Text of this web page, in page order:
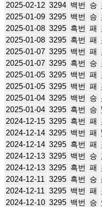
2025-02-12 3294 백번 승
2025-01-09 3295 백번 승
2025-01-08 3295 흑번 패
2025-01-08 3295 흑번 패
2025-01-07 3295 백번 패
2025-01-07 3295 흑번 승
2025-01-05 3295 백번 패
2025-01-05 3295 백번 패
2025-01-04 3295 백번 승
2025-01-04 3295 흑번 승
2024-12-15 3295 흑번 패
2024-12-14 3295 백번 패
2024-12-14 3295 흑번 패
2024-12-13 3295 백번 승
2024-12-13 3295 흑번 패
2024-12-11 3295 흑번 승
2024-12-11 3295 백번 패
2024-12-10 3295 백번 승